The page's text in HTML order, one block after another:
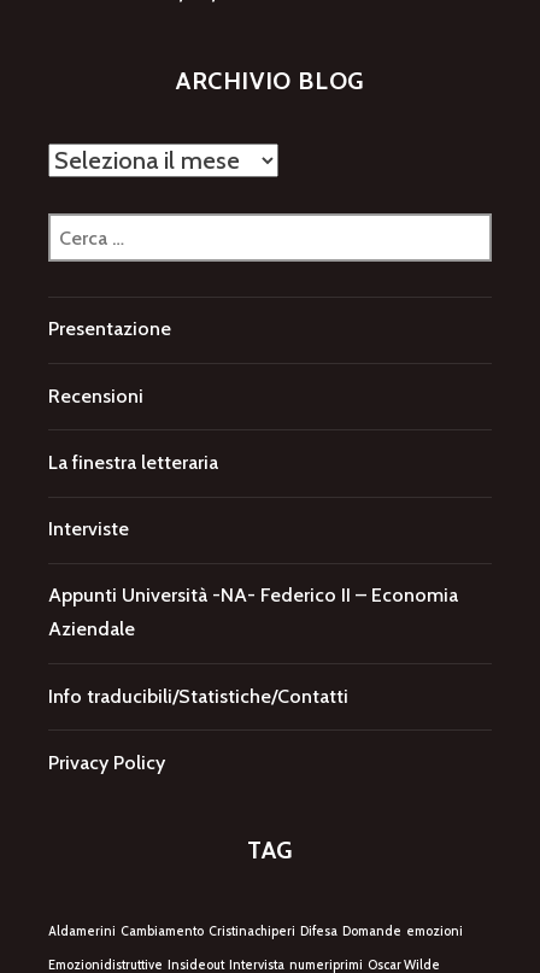
ARCHIVIO BLOG
Archivio
Ricerca
per:
Presentazione
Recensioni
La finestra letteraria
Interviste
Appunti Università -NA- Federico II – Economia
Aziendale
Info traducibili/Statistiche/Contatti
Privacy Policy
TAG
Aldamerini Cambiamento Cristinachiperi Difesa Domande emozioni
Emozionidistruttive Insideout Intervista numeriprimi Oscar Wilde